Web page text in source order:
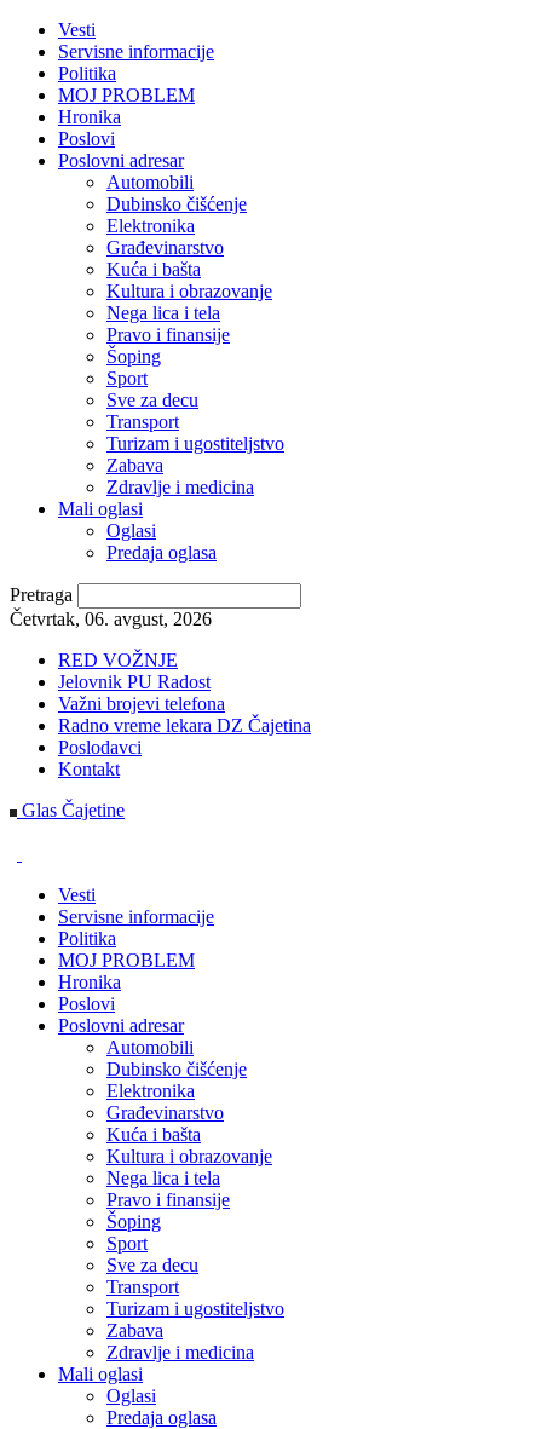
Vesti
Servisne informacije
Politika
MOJ PROBLEM
Hronika
Poslovi
Poslovni adresar
Automobili
Dubinsko čišćenje
Elektronika
Građevinarstvo
Kuća i bašta
Kultura i obrazovanje
Nega lica i tela
Pravo i finansije
Šoping
Sport
Sve za decu
Transport
Turizam i ugostiteljstvo
Zabava
Zdravlje i medicina
Mali oglasi
Oglasi
Predaja oglasa
Pretraga
Četvrtak, 06. avgust, 2026
RED VOŽNJE
Jelovnik PU Radost
Važni brojevi telefona
Radno vreme lekara DZ Čajetina
Poslodavci
Kontakt
Glas Čajetine
Vesti
Servisne informacije
Politika
MOJ PROBLEM
Hronika
Poslovi
Poslovni adresar
Automobili
Dubinsko čišćenje
Elektronika
Građevinarstvo
Kuća i bašta
Kultura i obrazovanje
Nega lica i tela
Pravo i finansije
Šoping
Sport
Sve za decu
Transport
Turizam i ugostiteljstvo
Zabava
Zdravlje i medicina
Mali oglasi
Oglasi
Predaja oglasa